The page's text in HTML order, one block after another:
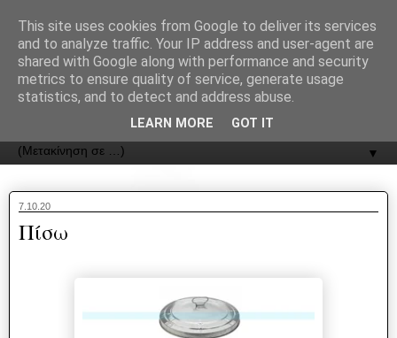
ΟΔΟΣ
▼
7.10.20
Πίσω
This site uses cookies from Google to deliver its services
and to analyze traffic. Your IP address and user-agent are
shared with Google along with performance and security
metrics to ensure quality of service, generate usage
statistics, and to detect and address abuse.
LEARN MORE GOT IT